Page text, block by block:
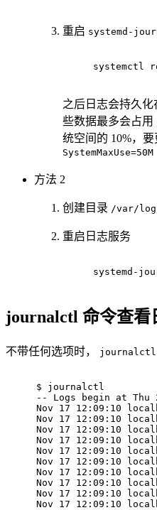
重启 systemd-
systemctl
之后日志会持久化
些数据最多会占用
统空间的 10%，
SystemMaxUse=50M
方法 2
创建目录 /var/
重启日志服务
systemd-
journalctl 命令查看
不带任何选项时， journalctl
$ journalctl
-- Logs begin at Thu
Nov 17 12:09:10
Nov 17 12:09:10
Nov 17 12:09:10
Nov 17 12:09:10
Nov 17 12:09:10
Nov 17 12:09:10
Nov 17 12:09:10
Nov 17 12:09:10
Nov 17 12:09:10
Nov 17 12:09:10